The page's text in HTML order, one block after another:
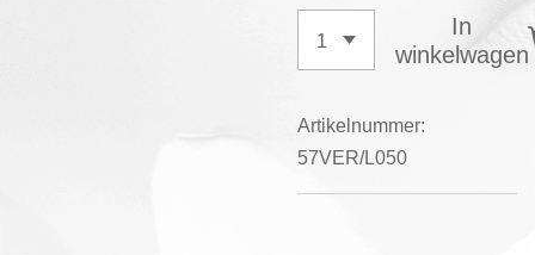
In
winkelwagen
Artikelnummer:
57VER/L050